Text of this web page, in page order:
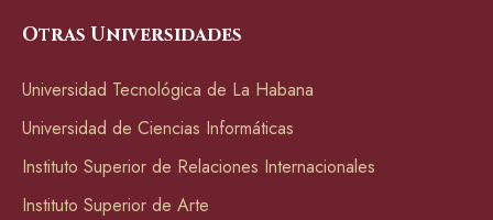
Otras Universidades
Universidad Tecnológica de La Habana
Universidad de Ciencias Informáticas
Instituto Superior de Relaciones Internacionales
Instituto Superior de Arte